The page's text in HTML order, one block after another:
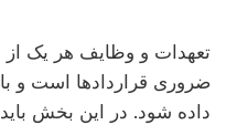
تعهدات و وظایف هر یک از
ضروری قراردادها است و
داده شود. در این بخش